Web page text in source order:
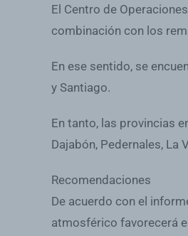
El Centro de
combinación con los
En ese sentido, se
y Santiago.
En tanto, las provincias
Dajabón, Pedernales, La
Recomendaciones
De acuerdo con el
atmosférico favorecerá